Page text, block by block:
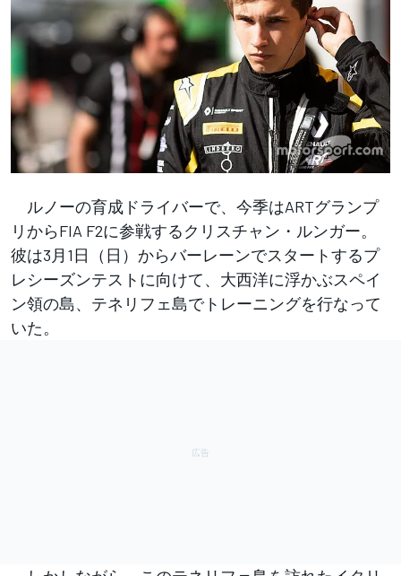
ルノーの育成ドライバーで、今季はARTグランプ
リからFIA F2に参戦するクリスチャン・ルンガー。
彼は3月1日（日）からバーレーンでスタートするプ
レシーズンテストに向けて、大西洋に浮かぶスペイ
ン領の島、テネリフェ島でトレーニングを行なって
いた。